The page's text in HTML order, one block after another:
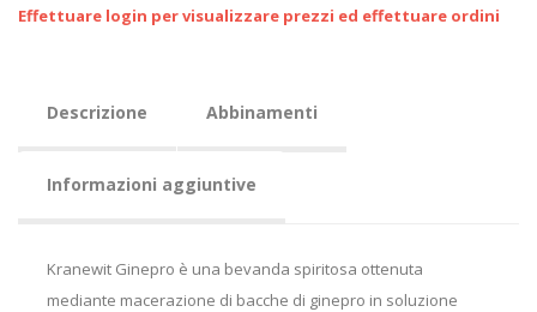
Effettuare login per visualizzare prezzi ed effettuare ordini
Descrizione Abbinamenti
Informazioni aggiuntive
Kranewit Ginepro è una bevanda spiritosa ottenuta
mediante macerazione di bacche di ginepro in soluzione